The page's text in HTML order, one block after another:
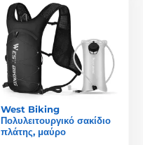
West Biking
Πολυλειτουργικό σακίδιο
πλάτης, μαύρο